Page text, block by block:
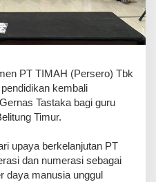
PT TIMAH (Persero) Tbk
kembali
Tastaka bagi guru
Timur.
upaya berkelanjutan PT
dan numerasi sebagai
daya manusia unggul